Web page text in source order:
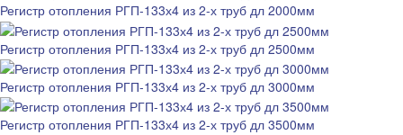
Регистр отопления РГП-133х4 из 2-х труб дл 2000мм
Регистр отопления РГП-133х4 из 2-х труб дл 2500мм
Регистр отопления РГП-133х4 из 2-х труб дл 3000мм
Регистр отопления РГП-133х4 из 2-х труб дл 3500мм